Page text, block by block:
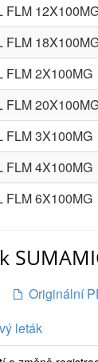
FLM
FLM
FLM 2X100MG
FLM
FLM 3X100MG
FLM 4X100MG
FLM 6X100MG
Originální
leták